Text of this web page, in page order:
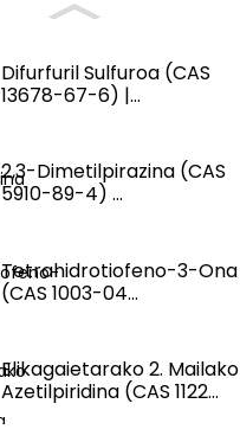
Difurfuril Sulfuroa (CAS
13678-67-6) |...
2,3-Dimetilpirazina (CAS
5910-89-4) ...
Tetrahidrotiofeno-3-Ona
(CAS 1003-04...
Elikagaietarako 2. Mailako
Azetilpiridina (CAS 1122...